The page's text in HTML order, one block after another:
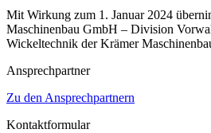
Mit Wirkung zum 1. Januar 2024
Maschinenbau GmbH – Division
Wickeltechnik der Krämer
Ansprechpartner
Zu den Ansprechpartnern
Kontaktformular